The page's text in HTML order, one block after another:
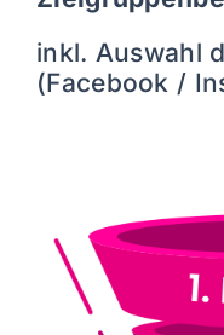
inkl. Auswahl
(Facebook /